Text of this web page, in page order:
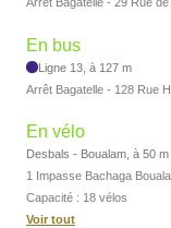
En bus
Ligne 13, à 127 m
Arrêt Bagatelle - 128 Rue
En vélo
Desbals - Boualam, à 50 m
1 Impasse Bachaga
Capacité : 18 vélos
Voir tout